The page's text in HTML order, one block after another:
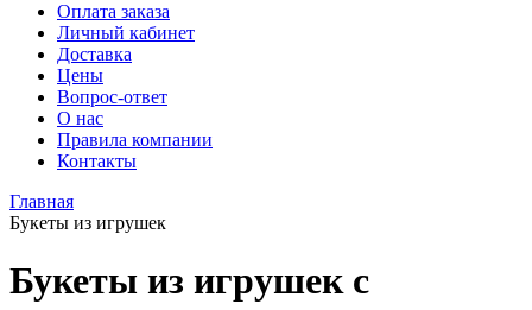
Оплата заказа
Личный кабинет
Доставка
Цены
Вопрос-ответ
О нас
Правила компании
Контакты
Главная
Букеты из игрушек
Букеты из игрушекс